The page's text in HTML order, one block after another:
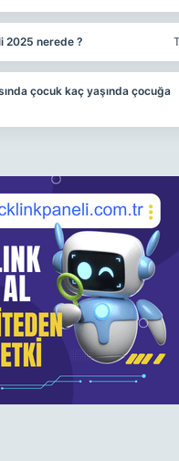
2025 nerede ?
çocuk kaç yaşında çocuğa